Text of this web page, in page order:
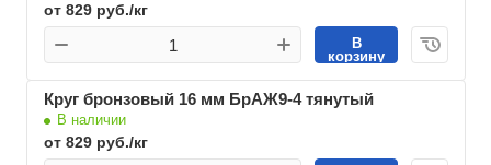
от 829 руб./кг
В
корзину
Круг бронзовый 16 мм БрАЖ9-4 тянутый
В наличии
от 829 руб./кг